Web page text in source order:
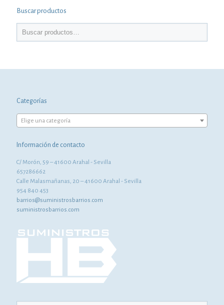
Buscar productos
Categorías
Elige una categoría
Información de contacto
C/ Morón, 59 – 41600 Arahal - Sevilla
657286662
Calle Malasmañanas, 20 – 41600 Arahal - Sevilla
954 840 453
barrios@suministrosbarrios.com
suministrosbarrios.com